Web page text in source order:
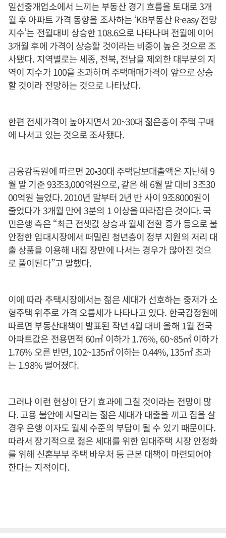
일선중개업소에서 느끼는 부동산 경기 흐름을 토대로 3개
월 후 아파트 가격 동향을 조사하는 ‘KB부동산 R-easy 전망
지수’는 전월대비 상승한 108.6으로 나타나며 전월에 이어
3개월 후에 가격이 상승할 것이라는 비중이 높은 것으로 조
사됐다. 지역별로는 세종, 전북, 전남을 제외한 대부분의 지
역이 지수가 100을 초과하며 주택매매가격이 앞으로 상승
할 것이라 전망하는 것으로 나타났다.
한편 전세가격이 높아지면서 20~30대 젊은층이 주택 구매
에 나서고 있는 것으로 조사됐다.
금융감독원에 따르면 20•30대 주택담보대출액은 지난해 9
월 말 기준 93조3,000억원으로, 같은 해 6월 말 대비 3조30
00억원 늘었다. 2010년 말부터 2년 반 사이 9조8000원이
줄었다가 3개월 만에 3분의 1 이상을 따라잡은 것이다. 국
민은행 측은 “최근 전셋값 상승과 월세 전환 증가 등으로 불
안정한 임대시장에서 떠밀린 청년층이 정부 지원의 저리 대
출 상품을 이용해 내집 장만에 나서는 경우가 많아진 것으
로 풀이된다”고 말했다.
이에 따라 추택시장에서는 젊은 세대가 선호하는 중저가 소
형주택 위주로 가격 오름세가 나타나고 있다. 한국감정원에
따르면 부동산대책이 발표된 작년 4월 대비 올해 1월 전국
아파트값은 전용면적 60㎡ 이하가 1.76%, 60~85㎡ 이하가
1.76% 오른 반면, 102~135㎡ 이하는 0.44%, 135㎡ 초과
는 1.98% 떨어졌다.
그러나 이런 현상이 단기 효과에 그칠 것이라는 전망이 많
다. 고용 불안에 시달리는 젊은 세대가 대출을 끼고 집을 살
경우 은행 이자도 월세 수준의 부담이 될 수 있기 때문이다.
따라서 장기적으로 젊은 세대를 위한 임대주택 시장 안정화
를 위해 신혼부부 주택 바우처 등 근본 대책이 마련되어야
한다는 지적이다.